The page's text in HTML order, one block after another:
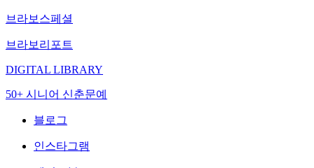
브라보스페셜
브라보리포트
DIGITAL LIBRARY
50+ 시니어 신춘문예
블로그
인스타그램